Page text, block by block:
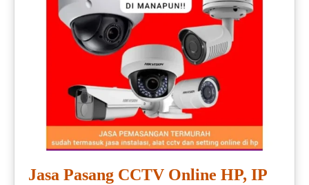
Jasa Pasang CCTV Online HP, IP